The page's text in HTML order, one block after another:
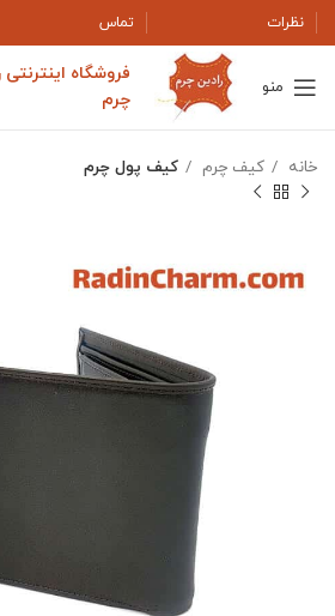
نظرات تماس
منو
فروشگاه اینترنتی
چرم
خانه کیف چرم کیف پول چرم